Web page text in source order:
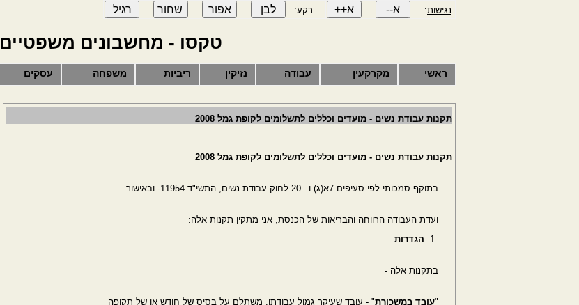
נגישות: רקע:
טקסו - מחשבונים משפטיים
ראשי מקרקעין עבודה נזיקין ריביות משפחה עסקים
תקנות עבודת נשים - מועדים וכללים לתשלומים לקופת גמל 2008
תקנות עבודת נשים - מועדים וכללים לתשלומים לקופת גמל 2008
בתוקף סמכותי לפי סעיפים 7א(ג) ו– 20 לחוק עבודת נשים, התשי"ד 11954- ובאישור
ועדת העבודה הרווחה והבריאות של הכנסת, אני מתקין תקנות אלה:
הגדרות
בתקנות אלה -
"עובד במשכורת" - עובד שעיקר גמול עבודתו, משתלם על בסיס של חודש או של תקופה